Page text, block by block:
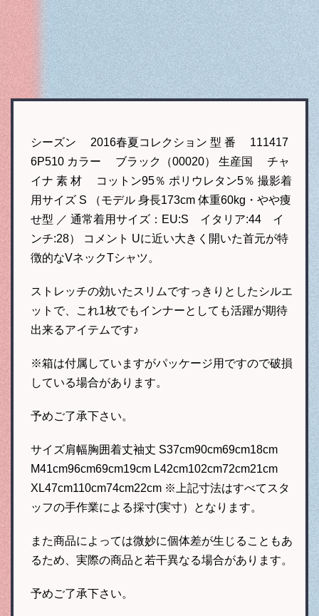
シーズン 2016春夏コレクション 型 番 111417
6P510 カラー ブラック（00020） 生産国 チャ
イナ 素 材 コットン95％ ポリウレタン5％ 撮影着
用サイズ S （モデル 身長173cm 体重60kg・やや痩
せ型 ／ 通常着用サイズ：EU:S イタリア:44 イ
ンチ:28） コメント Uに近い大きく開いた首元が特
徴的なVネックTシャツ。
ストレッチの効いたスリムですっきりとしたシルエ
ットで、これ1枚でもインナーとしても活躍が期待
出来るアイテムです♪
※箱は付属していますがパッケージ用ですので破損
している場合があります。
予めご了承下さい。
サイズ肩幅胸囲着丈袖丈 S37cm90cm69cm18cm
M41cm96cm69cm19cm L42cm102cm72cm21cm
XL47cm110cm74cm22cm ※上記寸法はすべてスタ
ッフの手作業による採寸(実寸）となります。
また商品によっては微妙に個体差が生じることもあ
るため、実際の商品と若干異なる場合があります。
予めご了承下さい。